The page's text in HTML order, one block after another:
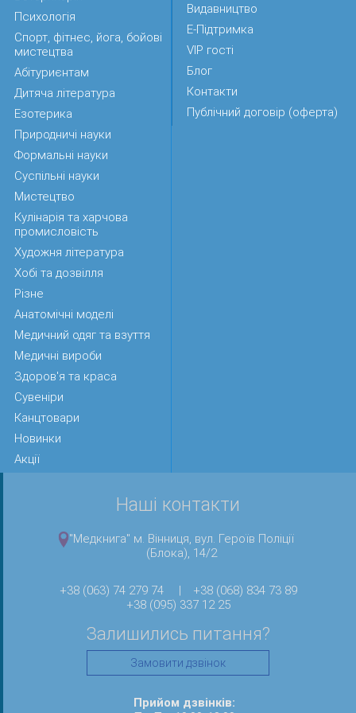
Психологія
Спорт, фітнес, йога, бойові
мистецтва
Абітуриєнтам
Дитяча література
Езотерика
Природничі науки
Формальні науки
Суспільні науки
Мистецтво
Кулінарія та харчова
промисловість
Художня література
Хобі та дозвілля
Різне
Анатомічні моделі
Медичний одяг та взуття
Медичні вироби
Здоров'я та краса
Сувеніри
Канцтовари
Новинки
Акції
Видавництво
Е-Підтримка
VIP гості
Блог
Контакти
Публічний договір (оферта)
Наші контакти
"Медкнига" м. Вінниця, вул. Героїв Поліції
(Блока), 14/2
+38 (063) 74 279 74 |
+38 (068) 834 73 89
+38 (095) 337 12 25
Залишились питання?
Замовити дзвінок
Прийом дзвінків: